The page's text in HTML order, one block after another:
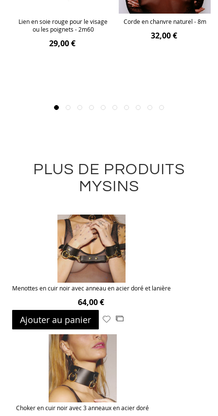
Lien en soie rouge pour le visage
ou les poignets - 2m60
29,00 €
Corde en chanvre naturel - 8m
32,00 €
PLUS DE PRODUITS
MYSINS
Menottes en cuir noir avec anneau en acier doré et lanière
64,00 €
Ajouter au panier
AjouterAjouter
Choker en cuir noir avec 3 anneaux en acier doré